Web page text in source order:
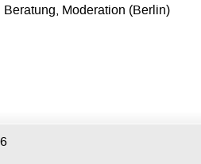
Beratung, Moderation (Berlin)